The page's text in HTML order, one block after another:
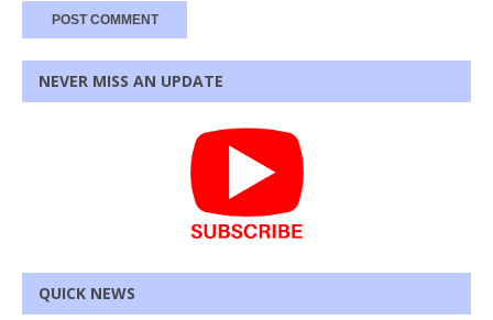
NEVER MISS AN UPDATE
QUICK NEWS